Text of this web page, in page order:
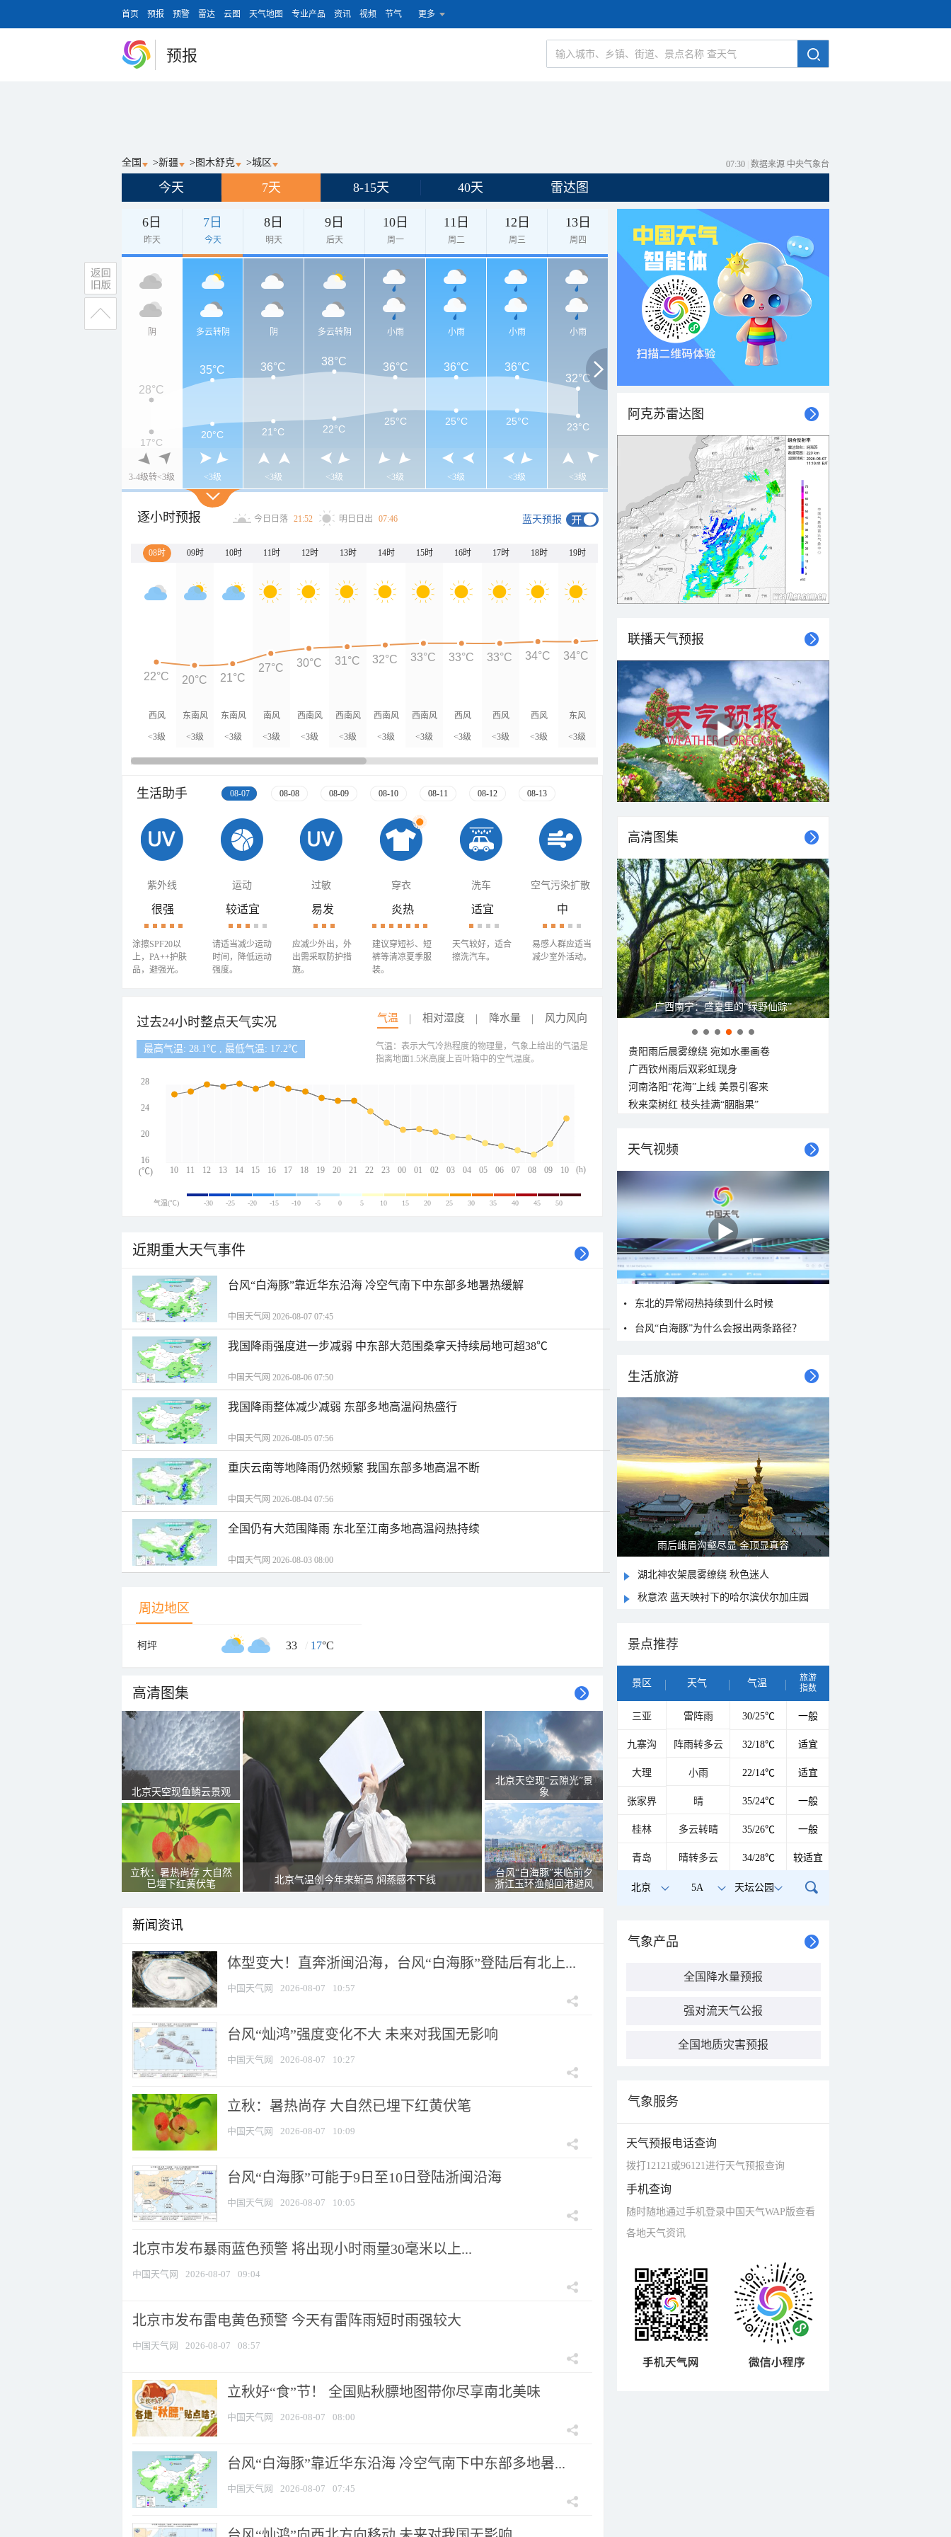
首页 预报 预警 雷达 云图 天气地图 专业产品 资讯 视频 节气 更多
预报
全国 >新疆 > 图木舒克 >城区 07:30 数据来源 中央气象台
今天 7天 8-15天 40天 雷达图
6日
昨天
7日
今天
8日
明天
9日
后天
10日
周一
11日
周二
12日
周三
13日
周四
阴
3-4级转<3级
多云转阴
<3级
阴
<3级
多云转阴
<3级
小雨
<3级
小雨
<3级
小雨
<3级
小雨
<3级
28°C
35°C 36°C 38°C 36°C 36°C
36°C
32°C
17°C
20°C 21°C 22°C
25°C 25°C 25°C 23°C
逐小时预报 今日日落 21:52 明日日出 07:46 蓝天预报
08时 09时 10时 11时 12时 13时 14时 15时 16时 17时 18时 19时 20时 21时 22时 23时 00时 01时
西风
<3级
东南风
<3级
东南风
<3级
南风
<3级
西南风
<3级
西南风
<3级
西南风
<3级
西南风
<3级
西风
<3级
西风
<3级
西风
<3级
东风
<3级
东风
<3级
东风
<3级
东风
<3级
东风
<3级
东风
<3级
东风
22°C 20°C 21°C
27°C 30°C 31°C 32°C 33°C 33°C 33°C 34°C 34°C 32°C
28°C 26°C
生活助手 08-07 08-08 08-09 08-10 08-11 08-12 08-13
紫外线 运动 过敏 穿衣 洗车 空气污染扩散
很强
涂擦SPF20以
上，PA++护肤
品，避强光。
较适宜
请适当减少运动
时间，降低运动
强度。
易发
应减少外出，外
出需采取防护措
施。
炎热
建议穿短衫、短
裤等清凉夏季服
装。
适宜
天气较好，适合
擦洗汽车。
中
易感人群应适当
减少室外活动。
过去24小时整点天气实况 气温 相对湿度 降水量 风力风向
最高气温: 28.1℃ , 最低气温: 17.2℃
10 11 12 13 14 15 16 17 18 19 20 21 22 23 00 01 02 03 04 05 06 07 08 09 10
28
24
20
16
(h)
(℃)
气温：表示大气冷热程度的物理量，气象上给出的气温是
指离地面1.5米高度上百叶箱中的空气温度。
气温(℃) -30 -25 -20 -15 -10 -5 0 5 10 15 20 25 30 35 40 45 50
近期重大天气事件
台风“白海豚”靠近华东沿海 冷空气南下中东部多地暑热缓解
中国天气网 2026-08-07 07:45
我国降雨强度进一步减弱 中东部大范围桑拿天持续局地可超38℃
中国天气网 2026-08-06 07:50
我国降雨整体减少减弱 东部多地高温闷热盛行
中国天气网 2026-08-05 07:56
重庆云南等地降雨仍然频繁 我国东部多地高温不断
中国天气网 2026-08-04 07:56
全国仍有大范围降雨 东北至江南多地高温闷热持续
中国天气网 2026-08-03 08:00
周边地区
柯坪 33 / 17°C
高清图集
北京天空现鱼鳞云景观
立秋：暑热尚存 大自然
已埋下红黄伏笔
北京气温创今年来新高 焖蒸感不下线
北京天空现“云隙光”景
象
台风“白海豚”来临前夕
浙江玉环渔船回港避风
新闻资讯
体型变大！直奔浙闽沿海，台风“白海豚”登陆后有北上...
中国天气网 2026-08-07 10:57
台风“灿鸿”强度变化不大 未来对我国无影响
中国天气网 2026-08-07 10:27
立秋：暑热尚存 大自然已埋下红黄伏笔
中国天气网 2026-08-07 10:09
台风“白海豚”可能于9日至10日登陆浙闽沿海
中国天气网 2026-08-07 10:05
北京市发布暴雨蓝色预警 将出现小时雨量30毫米以上...
中国天气网 2026-08-07 09:04
北京市发布雷电黄色预警 今天有雷阵雨短时雨强较大
中国天气网 2026-08-07 08:57
立秋好“食”节！ 全国贴秋膘地图带你尽享南北美味
中国天气网 2026-08-07 08:00
台风“白海豚”靠近华东沿海 冷空气南下中东部多地暑...
中国天气网 2026-08-07 07:45
阿克苏雷达图
联播天气预报
高清图集
广西南宁：盛夏里的“绿野仙踪”
贵阳雨后晨雾缭绕 宛如水墨画卷
广西钦州雨后双彩虹现身
河南洛阳“花海”上线 美景引客来
秋来栾树红 枝头挂满“胭脂果”
天气视频
东北的异常闷热持续到什么时候
台风“白海豚”为什么会报出两条路径？
生活旅游
雨后峨眉沟壑尽显 金顶显真容
湖北神农架晨雾缭绕 秋色迷人
秋意浓 蓝天映衬下的哈尔滨伏尔加庄园
景点推荐
景区 天气 气温
旅游
指数
三亚 雷阵雨 30/25℃ 一般
九寨沟 阵雨转多云 32/18℃ 适宜
大理 小雨 22/14℃ 适宜
张家界 晴 35/24℃ 一般
桂林 多云转晴 35/26℃ 一般
青岛 晴转多云 34/28℃ 较适宜
北京 5A 天坛公园
气象产品
全国降水量预报
强对流天气公报
全国地质灾害预报
气象服务
天气预报电话查询
拨打12121或96121进行天气预报查询
手机查询
随时随地通过手机登录中国天气WAP版查看
各地天气资讯